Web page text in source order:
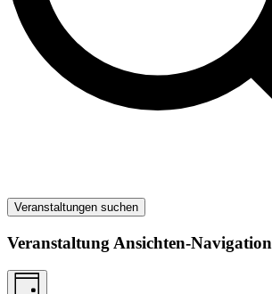
Veranstaltungen suchen
Veranstaltung Ansichten-Navigation